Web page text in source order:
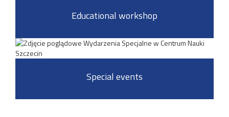
Educational workshop
Special events